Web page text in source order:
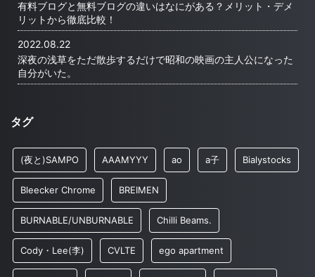
有料ブログと無料ブログの違いはなにがある？メリット・デメ
リットから徹底比較！
2022.08.22
深夜の浅草をただ散歩するだけで昭和の映画の主人公になった
自分がいた。
タグ
(夜と)SAMPO AAAMYYY ao a子 Bialystocks
Bleecker Chrome BREIMEN
BURNABLE/UNBURNABLE Chilli Beams.
Cody・Lee(李) CVLTE ego apartment